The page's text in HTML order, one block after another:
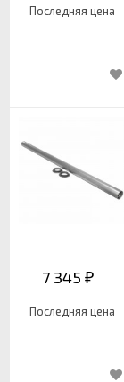
Последняя цена
7 345 ₽
Последняя цена